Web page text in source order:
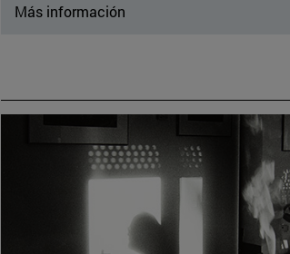
Más información